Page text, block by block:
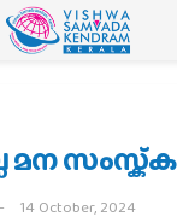
മന
14 October, 2024